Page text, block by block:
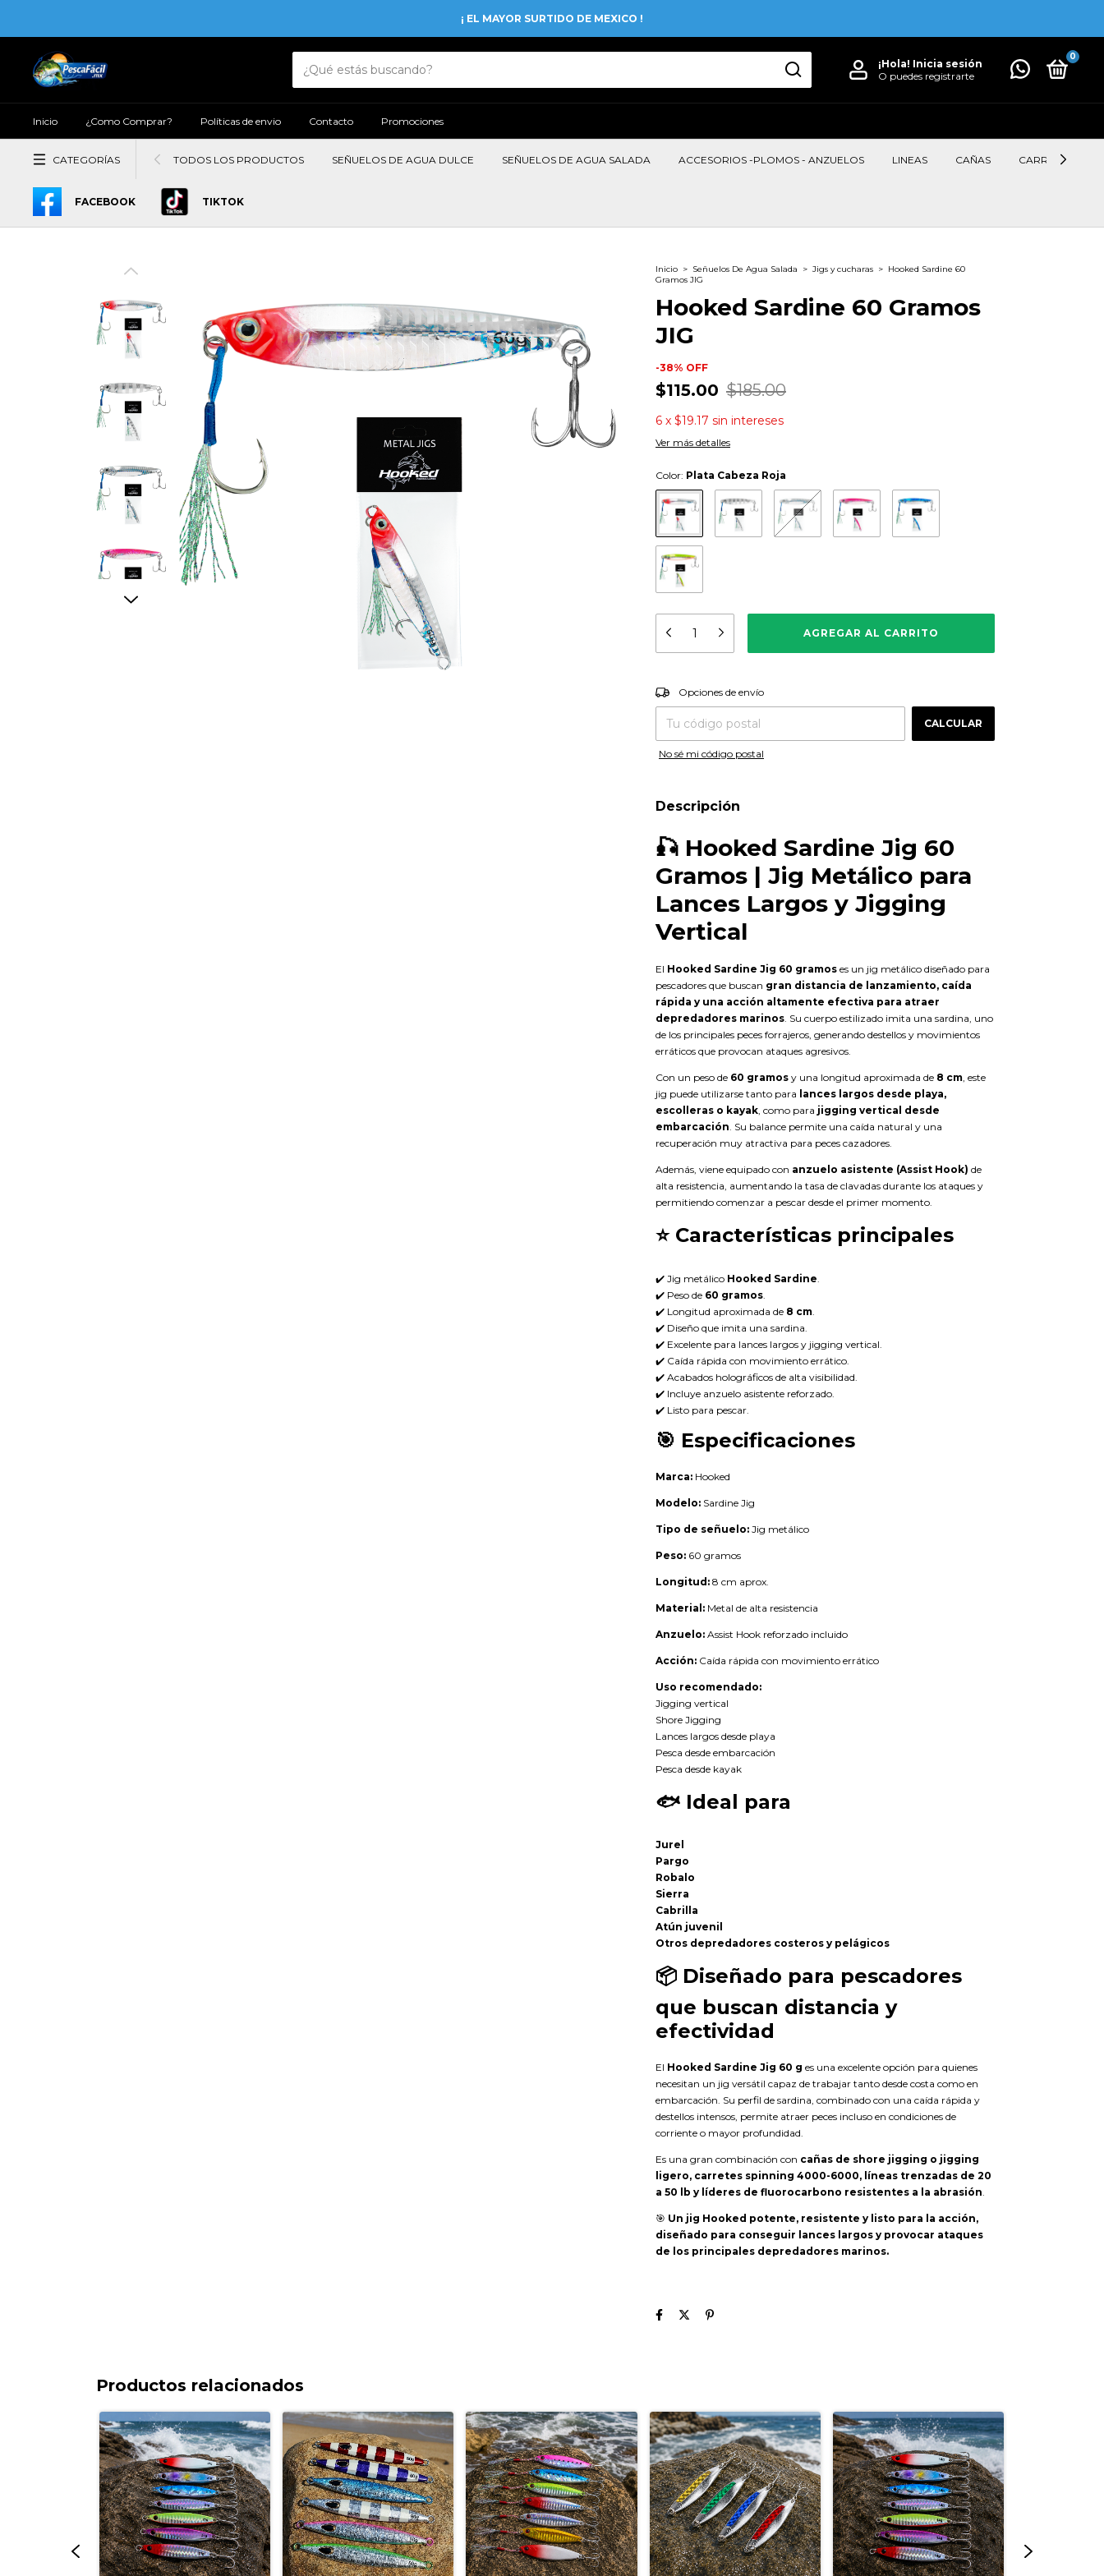
¡ EL MAYOR SURTIDO DE MEXICO !
¡Hola! Inicia sesión
O puedes registrarte
0
Inicio ¿Como Comprar? Políticas de envio Contacto Promociones
CATEGORÍAS TODOS LOS PRODUCTOS SEÑUELOS DE AGUA DULCE SEÑUELOS DE AGUA SALADA ACCESORIOS -PLOMOS - ANZUELOS LINEAS CAÑAS CARRETES
FACEBOOK TIKTOK
Inicio > Señuelos De Agua Salada > Jigs y cucharas > Hooked Sardine 60
Gramos JIG
Hooked Sardine 60 Gramos
JIG
-38% OFF
$115.00 $185.00
6 x $19.17 sin intereses
Ver más detalles
Color: Plata Cabeza Roja
Entregas para el CP:
Opciones de envío
CALCULAR
No sé mi código postal
Descripción
🎣 Hooked Sardine Jig 60
Gramos | Jig Metálico para
Lances Largos y Jigging
Vertical
El Hooked Sardine Jig 60 gramos es un jig metálico diseñado para
pescadores que buscan gran distancia de lanzamiento, caída
rápida y una acción altamente efectiva para atraer
depredadores marinos . Su cuerpo estilizado imita una sardina, uno
de los principales peces forrajeros, generando destellos y movimientos
erráticos que provocan ataques agresivos.
Con un peso de 60 gramos y una longitud aproximada de 8 cm , este
jig puede utilizarse tanto para lances largos desde playa,
escolleras o kayak , como para jigging vertical desde
embarcación . Su balance permite una caída natural y una
recuperación muy atractiva para peces cazadores.
Además, viene equipado con anzuelo asistente (Assist Hook) de
alta resistencia, aumentando la tasa de clavadas durante los ataques y
permitiendo comenzar a pescar desde el primer momento.
⭐ Características principales
✔️ Jig metálico Hooked Sardine
✔️ Peso de 60 gramos
✔️ Longitud aproximada de 8 cm
✔️ Diseño que imita una sardina.
✔️ Excelente para lances largos y jigging vertical.
✔️ Caída rápida con movimiento errático.
✔️ Acabados holográficos de alta visibilidad.
✔️ Incluye anzuelo asistente reforzado.
✔️ Listo para pescar.
🎯 Especificaciones
Marca: Hooked
Modelo: Sardine Jig
Tipo de señuelo: Jig metálico
Peso: 60 gramos
Longitud: 8 cm aprox.
Material: Metal de alta resistencia
Anzuelo: Assist Hook reforzado incluido
Acción: Caída rápida con movimiento errático
Uso recomendado:
Jigging vertical
Shore Jigging
Lances largos desde playa
Pesca desde embarcación
Pesca desde kayak
🐟 Ideal para
Jurel
Pargo
Robalo
Sierra
Cabrilla
Atún juvenil
Otros depredadores costeros y pelágicos
📦 Diseñado para pescadores
que buscan distancia y
efectividad
El Hooked Sardine Jig 60 g es una excelente opción para quienes
necesitan un jig versátil capaz de trabajar tanto desde costa como en
embarcación. Su perfil de sardina, combinado con una caída rápida y
destellos intensos, permite atraer peces incluso en condiciones de
corriente o mayor profundidad.
Es una gran combinación con cañas de shore jigging o jigging
ligero, carretes spinning 4000-6000, líneas trenzadas de 20
a 50 lb y líderes de fluorocarbono resistentes a la abrasión.
🎯 Un jig Hooked potente, resistente y listo para la acción,
diseñado para conseguir lances largos y provocar ataques
de los principales depredadores marinos.
Productos relacionados